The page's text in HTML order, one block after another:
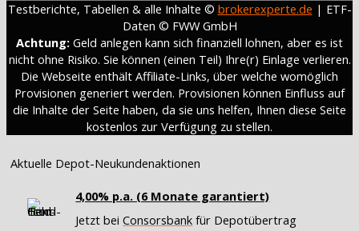
Testberichte, Tabellen & alle Inhalte © brokerexperte.de | ETF-
Daten © FWW GmbH
Achtung: Geld anlegen kann sich finanziell lohnen, aber es ist
nicht ohne Risiko. Sie können (einen Teil) Ihre(r) Einlage verlieren.
Die Webseite enthält Affiliate-Links, über welche womöglich
Provisionen generiert werden. Provisionen können Einfluss auf
die Inhalte der Seite haben, da sie uns helfen, Ihnen diese Seite
kostenlos zur Verfügung zu stellen.
Aktuelle Depot-Neukundenaktionen
4,00% p.a. (6 Monate garantiert)
Jetzt beiConsorsbank für Depotübertrag